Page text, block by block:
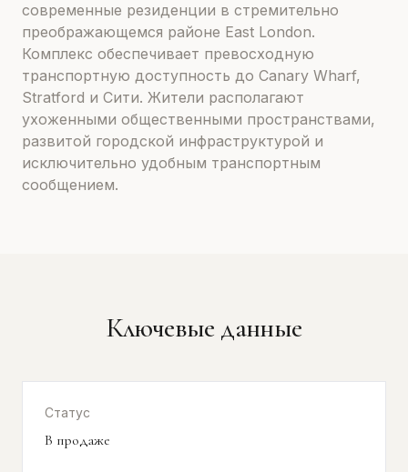
современные резиденции в стремительно
преображающемся районе East London.
Комплекс обеспечивает превосходную
транспортную доступность до Canary Wharf,
Stratford и Сити. Жители располагают
ухоженными общественными пространствами,
развитой городской инфраструктурой и
исключительно удобным транспортным
сообщением.
Ключевые данные
Статус
В продаже